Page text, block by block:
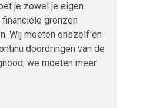
je zowel je eigen
grenzen
Wij moeten onszelf en
doordringen van de
we moeten meer